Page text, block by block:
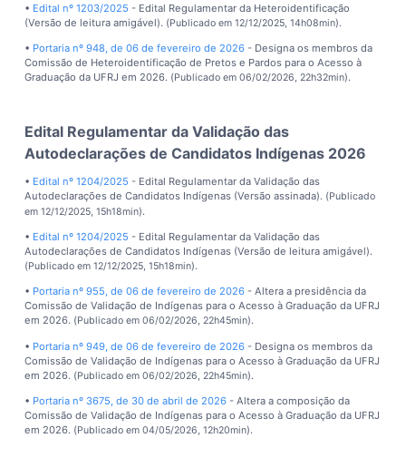
• Edital nº 1203/2025 - Edital Regulamentar da Heteroidentificação
(Versão de leitura amigável). (Publicado em 12/12/2025, 14h08min).
• Portaria nº 948, de 06 de fevereiro de 2026 - Designa os membros da
Comissão de Heteroidentificação de Pretos e Pardos para o Acesso à
Graduação da UFRJ em 2026. (Publicado em 06/02/2026, 22h32min).
Edital Regulamentar da Validação das
Autodeclarações de Candidatos Indígenas 2026
• Edital nº 1204/2025 - Edital Regulamentar da Validação das
Autodeclarações de Candidatos Indígenas (Versão assinada). (Publicado
em 12/12/2025, 15h18min).
• Edital nº 1204/2025 - Edital Regulamentar da Validação das
Autodeclarações de Candidatos Indígenas (Versão de leitura amigável).
(Publicado em 12/12/2025, 15h18min).
• Portaria nº 955, de 06 de fevereiro de 2026 - Altera a presidência da
Comissão de Validação de Indígenas para o Acesso à Graduação da UFRJ
em 2026. (Publicado em 06/02/2026, 22h45min).
• Portaria nº 949, de 06 de fevereiro de 2026 - Designa os membros da
Comissão de Validação de Indígenas para o Acesso à Graduação da UFRJ
em 2026. (Publicado em 06/02/2026, 22h45min).
• Portaria nº 3675, de 30 de abril de 2026 - Altera a composição da
Comissão de Validação de Indígenas para o Acesso à Graduação da UFRJ
em 2026. (Publicado em 04/05/2026, 12h20min).